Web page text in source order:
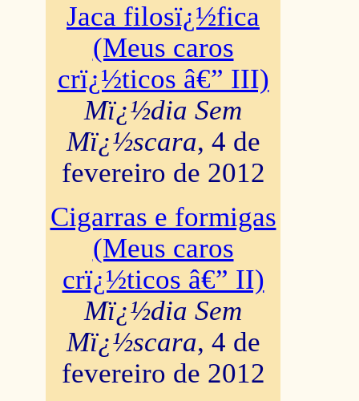
Jaca filosï¿½fica
(Meus caros
crï¿½ticos â€” III)
Mï¿½dia Sem
Mï¿½scara, 4 de
fevereiro de 2012
Cigarras e formigas
(Meus caros
crï¿½ticos â€” II)
Mï¿½dia Sem
Mï¿½scara, 4 de
fevereiro de 2012